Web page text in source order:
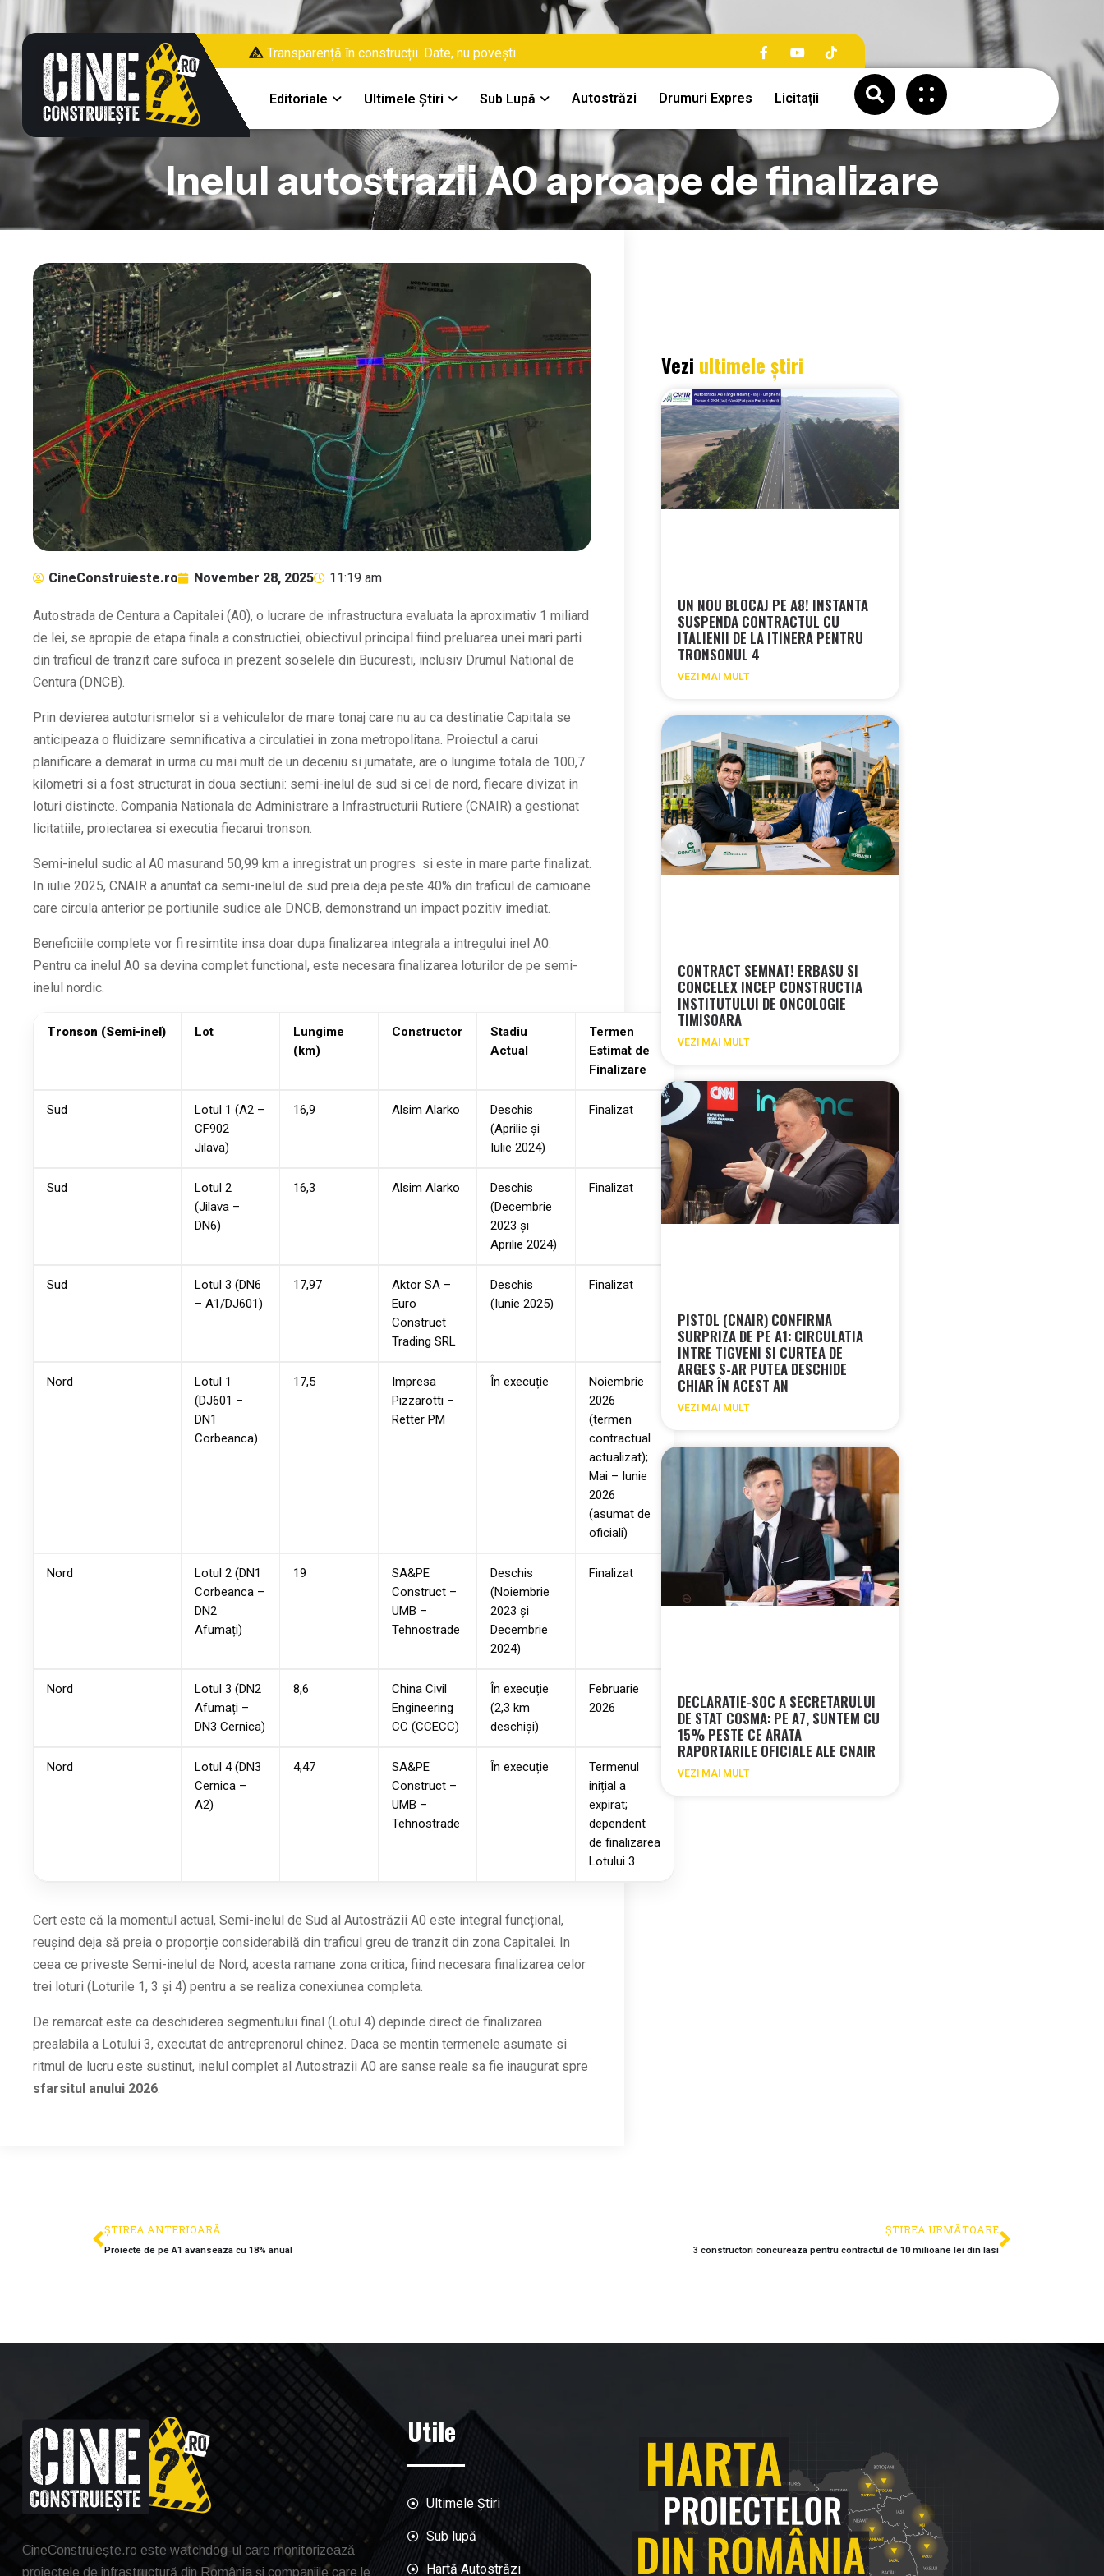
Transparență în construcții. Date, nu povești.
Editoriale Ultimele Știri Sub Lupă Autostrăzi Drumuri Expres Licitații
Inelul autostrazii A0 aproape de finalizare
CineConstruieste.ro November 28, 2025 11:19 am
Autostrada de Centura a Capitalei (A0), o lucrare de infrastructura evaluata la aproximativ 1 miliard
de lei, se apropie de etapa finala a constructiei, obiectivul principal fiind preluarea unei mari parti
din traficul de tranzit care sufoca in prezent soselele din Bucuresti, inclusiv Drumul National de
Centura (DNCB).
Prin devierea autoturismelor si a vehiculelor de mare tonaj care nu au ca destinatie Capitala se
anticipeaza o fluidizare semnificativa a circulatiei in zona metropolitana. Proiectul a carui
planificare a demarat in urma cu mai mult de un deceniu si jumatate, are o lungime totala de 100,7
kilometri si a fost structurat in doua sectiuni: semi-inelul de sud si cel de nord, fiecare divizat in
loturi distincte. Compania Nationala de Administrare a Infrastructurii Rutiere (CNAIR) a gestionat
licitatiile, proiectarea si executia fiecarui tronson.
Semi-inelul sudic al A0 masurand 50,99 km a inregistrat un progres si este in mare parte finalizat.
In iulie 2025, CNAIR a anuntat ca semi-inelul de sud preia deja peste 40% din traficul de camioane
care circula anterior pe portiunile sudice ale DNCB, demonstrand un impact pozitiv imediat.
Beneficiile complete vor fi resimtite insa doar dupa finalizarea integrala a intregului inel A0.
Pentru ca inelul A0 sa devina complet functional, este necesara finalizarea loturilor de pe semi-
inelul nordic.
Tronson (Semi-inel) Lot
Lungime
(km)
Constructor
Stadiu
Actual
Termen
Estimat de
Finalizare
Sud
Lotul 1 (A2 –
CF902
Jilava)
16,9 Alsim Alarko
Deschis
(Aprilie și
Iulie 2024)
Finalizat
Sud
Lotul 2
(Jilava –
DN6)
16,3 Alsim Alarko
Deschis
(Decembrie
2023 și
Aprilie 2024)
Finalizat
Sud
Lotul 3 (DN6
– A1/DJ601)
17,97
Aktor SA –
Euro
Construct
Trading SRL
Deschis
(Iunie 2025)
Finalizat
Nord
Lotul 1
(DJ601 –
DN1
Corbeanca)
17,5
Impresa
Pizzarotti –
Retter PM
În execuție
Noiembrie
2026
(termen
contractual
actualizat);
Mai – Iunie
2026
(asumat de
oficiali)
Nord
Lotul 2 (DN1
Corbeanca –
DN2
Afumați)
19
SA&PE
Construct –
UMB –
Tehnostrade
Deschis
(Noiembrie
2023 și
Decembrie
2024)
Finalizat
Nord
Lotul 3 (DN2
Afumați –
DN3 Cernica)
8,6
China Civil
Engineering
CC (CCECC)
În execuție
(2,3 km
deschiși)
Februarie
2026
Nord
Lotul 4 (DN3
Cernica –
A2)
4,47
SA&PE
Construct –
UMB –
Tehnostrade
În execuție
Termenul
inițial a
expirat;
dependent
de finalizarea
Lotului 3
Cert este că la momentul actual, Semi-inelul de Sud al Autostrăzii A0 este integral funcțional,
reușind deja să preia o proporție considerabilă din traficul greu de tranzit din zona Capitalei. In
ceea ce priveste Semi-inelul de Nord, acesta ramane zona critica, fiind necesara finalizarea celor
trei loturi (Loturile 1, 3 și 4) pentru a se realiza conexiunea completa.
De remarcat este ca deschiderea segmentului final (Lotul 4) depinde direct de finalizarea
prealabila a Lotului 3, executat de antreprenorul chinez. Daca se mentin termenele asumate si
ritmul de lucru este sustinut, inelul complet al Autostrazii A0 are sanse reale sa fie inaugurat spre
sfarsitul anului 2026.
Vezi ultimele știri
UN NOU BLOCAJ PE A8! INSTANTA
SUSPENDA CONTRACTUL CU
ITALIENII DE LA ITINERA PENTRU
TRONSONUL 4
VEZI MAI MULT
CONTRACT SEMNAT! ERBASU SI
CONCELEX INCEP CONSTRUCTIA
INSTITUTULUI DE ONCOLOGIE
TIMISOARA
VEZI MAI MULT
PISTOL (CNAIR) CONFIRMA
SURPRIZA DE PE A1: CIRCULATIA
INTRE TIGVENI SI CURTEA DE
ARGES S-AR PUTEA DESCHIDE
CHIAR ÎN ACEST AN
VEZI MAI MULT
DECLARATIE-SOC A SECRETARULUI
DE STAT COSMA: PE A7, SUNTEM CU
15% PESTE CE ARATA
RAPORTARILE OFICIALE ALE CNAIR
VEZI MAI MULT
ȘTIREA ANTERIOARĂ
Proiecte de pe A1 avanseaza cu 18% anual
ȘTIREA URMĂTOARE
3 constructori concureaza pentru contractul de 10 milioane lei din Iasi
CineConstruiește.ro este watchdog-ul care monitorizează
proiectele de infrastructură din România și companiile care le
Utile
Ultimele Știri
Sub lupă
Hartă Autostrăzi